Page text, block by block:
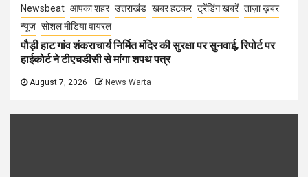
Newsbeat आपका शहर उत्तराखंड खबर हटकर ट्रेंडिंग खबरें ताज़ा ख़बर
न्यूज़ सोशल मीडिया वायरल
पौड़ी हाट गांव शंकराचार्य निर्मित मंदिर की सुरक्षा पर सुनवाई, रिपोर्ट पर
हाईकोर्ट ने टीएचडीसी से मांगा शपथ पत्र
August 7, 2026 News Warta